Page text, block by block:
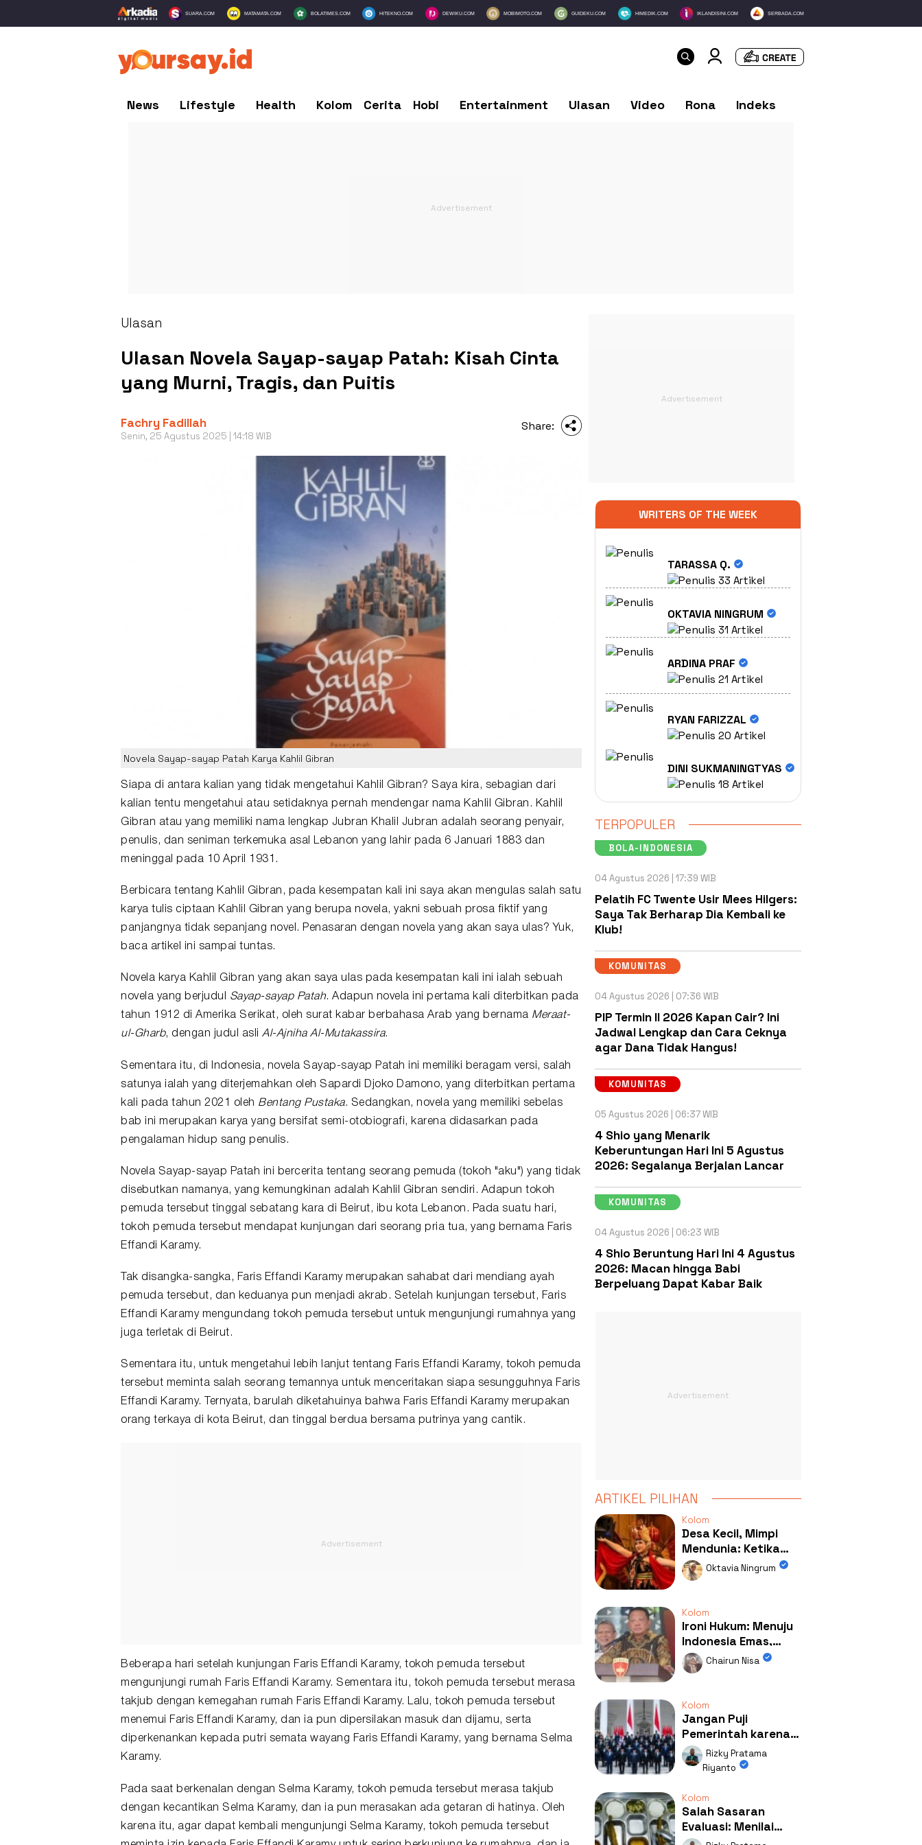
SUARA.COM MATAMATA.COM BOLATIMES.COM HITEKNO.COM DEWIKU.COM MOBIMOTO.COM GUIDEKU.COM HIMEDIK.COM IKLANDISINI.COM SERBADA.COM
News Lifestyle Health Kolom Cerita Hobi Entertainment Ulasan Video Rona Indeks
Ulasan
Ulasan Novela Sayap-sayap Patah: Kisah Cinta
yang Murni, Tragis, dan Puitis
Fachry Fadillah
Senin, 25 Agustus 2025 | 14:18 WIB
Share:
Novela Sayap-sayap Patah Karya Kahlil Gibran
Siapa di antara kalian yang tidak mengetahui Kahlil Gibran? Saya kira, sebagian dari
kalian tentu mengetahui atau setidaknya pernah mendengar nama Kahlil Gibran. Kahlil
Gibran atau yang memiliki nama lengkap Jubran Khalil Jubran adalah seorang penyair,
penulis, dan seniman terkemuka asal Lebanon yang lahir pada 6 Januari 1883 dan
meninggal pada 10 April 1931.
Berbicara tentang Kahlil Gibran, pada kesempatan kali ini saya akan mengulas salah satu
karya tulis ciptaan Kahlil Gibran yang berupa novela, yakni sebuah prosa fiktif yang
panjangnya tidak sepanjang
novel . Penasaran dengan novela yang akan saya ulas? Yuk,
baca artikel ini sampai tuntas.
Novela karya Kahlil Gibran yang akan saya ulas pada kesempatan kali ini ialah sebuah
novela yang berjudul
Sayap-sayap Patah. Adapun novela ini pertama kali diterbitkan pada
tahun 1912 di Amerika Serikat, oleh surat kabar berbahasa Arab yang bernama Meraat-
ul-Gharb, dengan judul asli Al-Ajniha Al-Mutakassira.
Sementara itu, di Indonesia, novela Sayap-sayap Patah ini memiliki beragam versi, salah
satunya ialah yang diterjemahkan oleh Sapardi Djoko Damono, yang diterbitkan pertama
kali pada tahun 2021 oleh Bentang Pustaka. Sedangkan, novela yang memiliki sebelas
bab ini merupakan karya yang bersifat semi-otobiografi, karena didasarkan pada
pengalaman hidup sang penulis.
Novela Sayap-sayap Patah ini bercerita tentang seorang pemuda (tokoh "aku") yang tidak
disebutkan namanya, yang kemungkinan adalah Kahlil Gibran sendiri. Adapun tokoh
pemuda tersebut tinggal sebatang kara di Beirut, ibu kota Lebanon. Pada suatu hari,
tokoh pemuda tersebut mendapat kunjungan dari seorang pria tua, yang bernama Faris
Effandi Karamy.
Tak disangka-sangka, Faris Effandi Karamy merupakan sahabat dari mendiang ayah
pemuda tersebut, dan keduanya pun menjadi akrab. Setelah kunjungan tersebut, Faris
Effandi Karamy mengundang tokoh pemuda tersebut untuk mengunjungi rumahnya yang
juga terletak di Beirut.
Sementara itu, untuk mengetahui lebih lanjut tentang Faris Effandi Karamy, tokoh pemuda
tersebut meminta salah seorang temannya untuk menceritakan siapa sesungguhnya Faris
Effandi Karamy. Ternyata, barulah diketahuinya bahwa Faris Effandi Karamy merupakan
orang terkaya di kota Beirut, dan tinggal berdua bersama putrinya yang cantik.
Beberapa hari setelah kunjungan Faris Effandi Karamy, tokoh pemuda tersebut
mengunjungi rumah Faris Effandi Karamy. Sementara itu, tokoh pemuda tersebut merasa
takjub dengan kemegahan rumah Faris Effandi Karamy. Lalu, tokoh pemuda tersebut
menemui Faris Effandi Karamy, dan ia pun dipersilakan masuk dan dijamu, serta
diperkenankan kepada putri semata wayang Faris Effandi Karamy, yang bernama Selma
Karamy.
Pada saat berkenalan dengan Selma Karamy, tokoh pemuda tersebut merasa takjub
dengan kecantikan Selma Karamy, dan ia pun merasakan ada getaran di hatinya. Oleh
karena itu, agar dapat kembali mengunjungi Selma Karamy, tokoh pemuda tersebut
WRITERS OF THE WEEK
TARASSA Q.
33 Artikel
OKTAVIA NINGRUM
31 Artikel
ARDINA PRAF
21 Artikel
RYAN FARIZZAL
20 Artikel
DINI SUKMANINGTYAS
18 Artikel
TERPOPULER
BOLA-INDONESIA
04 Agustus 2026 | 17:39 WIB
Pelatih FC Twente Usir Mees Hilgers:
Saya Tak Berharap Dia Kembali ke
Klub!
KOMUNITAS
04 Agustus 2026 | 07:36 WIB
PIP Termin II 2026 Kapan Cair? Ini
Jadwal Lengkap dan Cara Ceknya
agar Dana Tidak Hangus!
KOMUNITAS
05 Agustus 2026 | 06:37 WIB
4 Shio yang Menarik
Keberuntungan Hari Ini 5 Agustus
2026: Segalanya Berjalan Lancar
KOMUNITAS
04 Agustus 2026 | 06:23 WIB
4 Shio Beruntung Hari Ini 4 Agustus
2026: Macan hingga Babi
Berpeluang Dapat Kabar Baik
ARTIKEL PILIHAN
Kolom
Desa Kecil, Mimpi
Mendunia: Ketika
Kolaborasi
Mengubah Wajah
Oktavia Ningrum
Kolom
Ironi Hukum: Menuju
Indonesia Emas,
Ternyata Emasnya
Ada di Rumah Febrie!
Chairun Nisa
Kolom
Jangan Puji
Pemerintah karena
Kerja: Mengapa
Publik Begitu Mudah
Rizky Pratama
Riyanto
Kolom
Salah Sasaran
Evaluasi: Menilai
Program MBG Lewat